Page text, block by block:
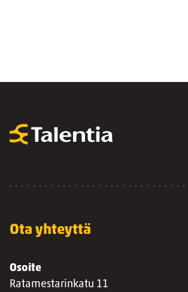
Ota yhteyttä
Osoite
Ratamestarinkatu 11